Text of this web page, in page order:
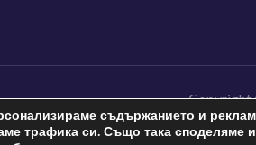
Copyright
съдържанието и
трафика си. Също така споделяме